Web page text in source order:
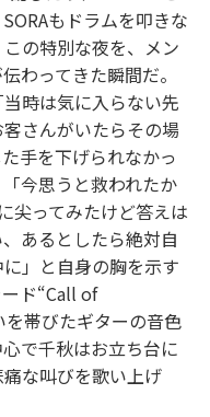
もドラムを叩きな
の特別な夜を、メン
わってきた瞬間だ。
時は気に入らない先
さんがいたらその場
手を下げられなかっ
今思うと救われたか
尖ってみたけど答えは
あるとしたら絶対自
」と自身の胸を示す
ド“Call of
帯びたギターの音色
で千秋はお立ち台に
な叫びを歌い上げ